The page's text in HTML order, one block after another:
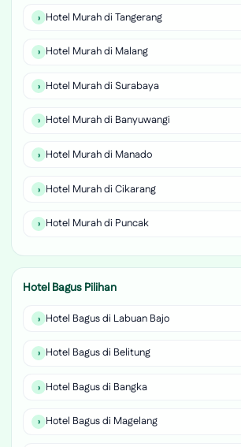
Hotel Murah di Tangerang
Hotel Murah di Malang
Hotel Murah di Surabaya
Hotel Murah di Banyuwangi
Hotel Murah di Manado
Hotel Murah di Cikarang
Hotel Murah di Puncak
Hotel Bagus Pilihan
Hotel Bagus di Labuan Bajo
Hotel Bagus di Belitung
Hotel Bagus di Bangka
Hotel Bagus di Magelang